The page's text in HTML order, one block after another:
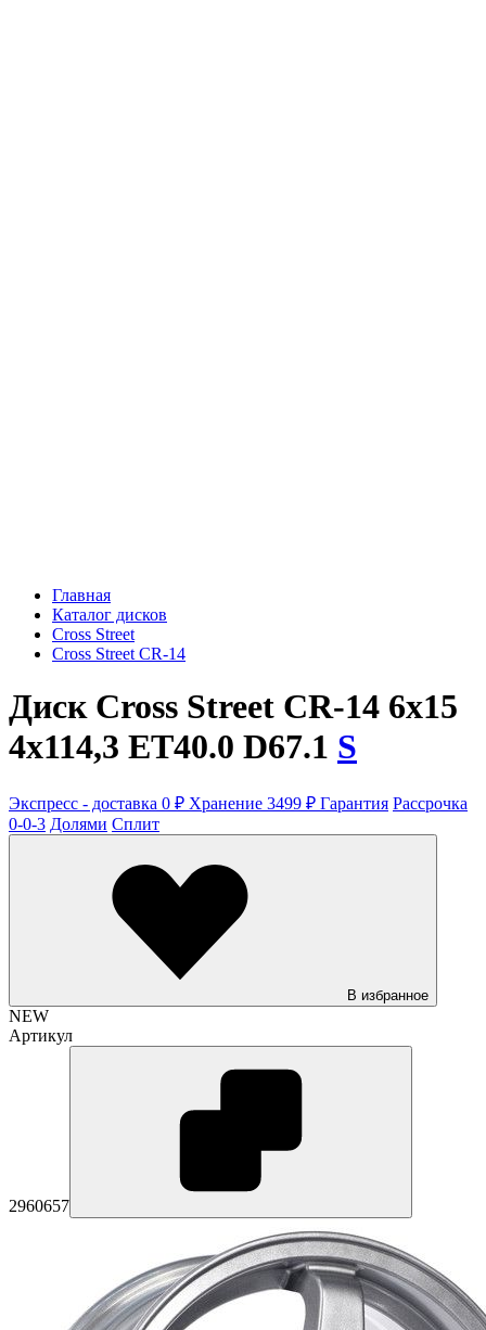
Главная
Каталог дисков
Cross Street
Cross Street CR-14
Диск Cross Street CR-14 6x15
4x114,3 ET40.0 D67.1 S
Экспресс - доставка 0 ₽ Хранение 3499 ₽ Гарантия Рассрочка
0-0-3 Долями Сплит
В избранное
NEW
Артикул
2960657